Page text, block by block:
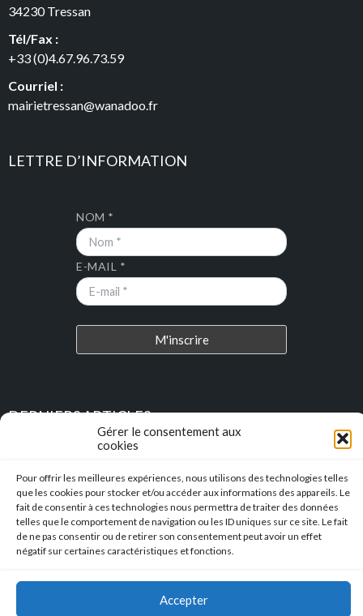
Gérer le consentement aux
cookies
Pour offrir les meilleures expériences, nous utilisons des technologies telles
que les cookies pour stocker et/ou accéder aux informations des appareils. Le
fait de consentir à ces technologies nous permettra de traiter des données
telles que le comportement de navigation ou les ID uniques sur ce site. Le fait
de ne pas consentir ou de retirer son consentement peut avoir un effet
négatif sur certaines caractéristiques et fonctions.
Accepter
34230 Tressan
Tél/Fax :
+33 (0)4.67.96.73.59
Courriel :
mairietressan@wanadoo.fr
LETTRE D’INFORMATION
NOM *
E-MAIL *
DERNIERS ARTICLES
Soirée d’été
Descente en caisse à savon – Profitez de l’été pour construire vos
caisses à savon !!!
l’Hérault Sud prenant